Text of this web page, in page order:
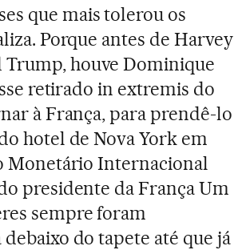
que mais tolerou os
Porque antes de Harvey
houve Dominique
retirado in extremis do
à França, para prendê-lo
hotel de Nova York em
Monetário Internacional
presidente da França Um
sempre foram
do tapete até que já